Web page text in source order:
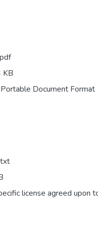
KB
Document Format
license agreed upon